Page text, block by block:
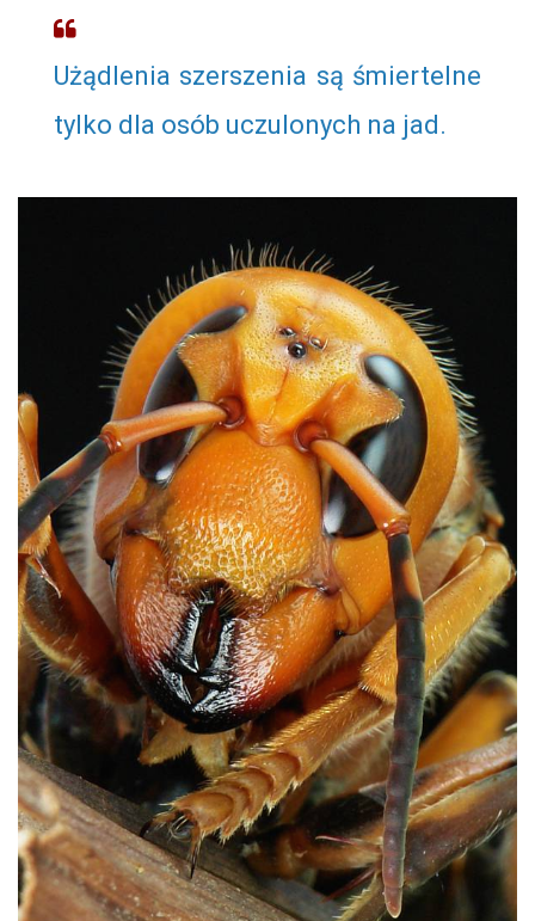
Użądlenia szerszenia są śmiertelne
tylko dla osób uczulonych na jad.